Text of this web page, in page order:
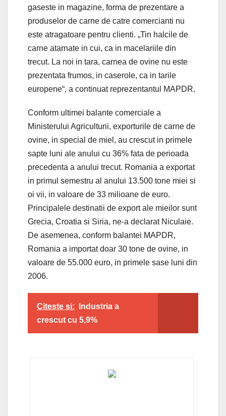
gaseste in magazine, forma de prezentare a
produselor de carne de catre comercianti nu
este atragatoare pentru clienti. „Tin halcile de
carne atarnate in cui, ca in macelariile din
trecut. La noi in tara, carnea de ovine nu este
prezentata frumos, in caserole, ca in tarile
europene“, a continuat reprezentantul MAPDR.
Conform ultimei balante comerciale a
Ministerului Agriculturii, exporturile de carne de
ovine, in special de miel, au crescut in primele
sapte luni ale anului cu 36% fata de perioada
precedenta a anului trecut. Romania a exportat
in primul semestru al anului 13.500 tone miei si
oi vii, in valoare de 33 milioane de euro.
Principalele destinatii de export ale mieilor sunt
Grecia, Croatia si Siria, ne-a declarat Niculaie.
De asemenea, conform balantei MAPDR,
Romania a importat doar 30 tone de ovine, in
valoare de 55.000 euro, in primele sase luni din
2006.
Citeste si:
Industria a
crescut cu 5,9%